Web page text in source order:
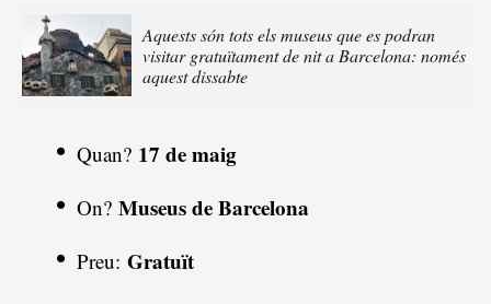
Aquests són tots els museus que es podran
visitar gratuïtament de nit a Barcelona: només
aquest dissabte
Quan? 17 de maig
On? Museus de Barcelona
Preu: Gratuït